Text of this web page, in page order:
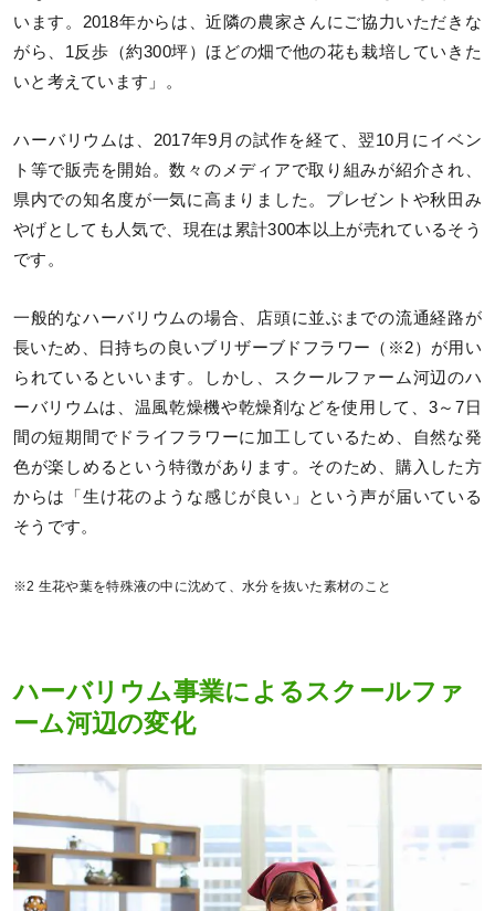
います。2018年からは、近隣の農家さんにご協力いただきな
がら、1反歩（約300坪）ほどの畑で他の花も栽培していきた
いと考えています」。
ハーバリウムは、2017年9月の試作を経て、翌10月にイベン
ト等で販売を開始。数々のメディアで取り組みが紹介され、
県内での知名度が一気に高まりました。プレゼントや秋田み
やげとしても人気で、現在は累計300本以上が売れているそう
です。
一般的なハーバリウムの場合、店頭に並ぶまでの流通経路が
長いため、日持ちの良いブリザーブドフラワー（※2）が用い
られているといいます。しかし、スクールファーム河辺のハ
ーバリウムは、温風乾燥機や乾燥剤などを使用して、3～7日
間の短期間でドライフラワーに加工しているため、自然な発
色が楽しめるという特徴があります。そのため、購入した方
からは「生け花のような感じが良い」という声が届いている
そうです。
※2 生花や葉を特殊液の中に沈めて、水分を抜いた素材のこと
ハーバリウム事業によるスクールファ
ーム河辺の変化